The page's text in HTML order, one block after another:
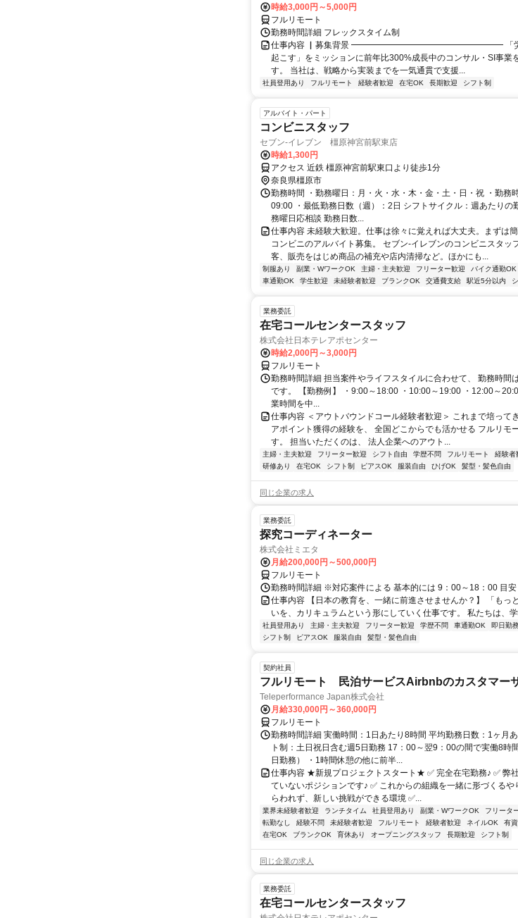
時給3,000円～5,000円
フルリモート
勤務時間詳細 フレックスタイム制
仕事内容 ▏募集背景 ━━━━━━━━━━━━━━━━━━ 「労
起こす」をミッションに前年比300%成長中のコンサル・SI事業
す。 当社は、戦略から実装までを一気通貫で支援...
社員登用あり フルリモート 経験者歓迎 在宅OK 長期歓迎 シフト制
アルバイト・パート
コンビニスタッフ
セブン-イレブン 橿原神宮前駅東店
時給1,300円
アクセス 近鉄 橿原神宮前駅東口より徒歩1分
奈良県橿原市
勤務時間 ・勤務曜日：月・火・水・木・金・土・日・祝 ・勤務
09:00 ・最低勤務日数（週）：2日 シフトサイクル：週あたりの
務曜日応相談 勤務日数...
仕事内容 未経験大歓迎。仕事は徐々に覚えれば大丈夫。まずは簡
コンビニのアルバイト募集。 セブン-イレブンのコンビニスタッ
客、販売をはじめ商品の補充や店内清掃など。ほかにも...
制服あり 副業・WワークOK 主婦・主夫歓迎 フリーター歓迎 バイク通勤OK
車通勤OK
学生歓迎 未経験者歓迎 ブランクOK 交通費支給 駅近5分以内
業務委託
在宅コールセンタースタッフ
株式会社日本テレアポセンター
時給2,000円～3,000円
フルリモート
勤務時間詳細 担当案件やライフスタイルに合わせて、 勤務時間
です。 【勤務例】 ・9:00～18:00 ・10:00～19:00 ・12:00～
業時間を中...
仕事内容 ＜アウトバウンドコール経験者歓迎＞ これまで培って
アポイント獲得の経験を、 全国どこからでも活かせる フルリモ
す。 担当いただくのは、 法人企業へのアウト...
主婦・主夫歓迎 フリーター歓迎 シフト自由 学歴不問 フルリモート 経験者
研修あり
在宅OK シフト制 ピアスOK 服装自由 ひげOK 髪型・髪色自由
同じ企業の求人
業務委託
探究コーディネーター
株式会社ミエタ
月給200,000円～500,000円
フルリモート
勤務時間詳細 ※対応案件による 基本的には 9：00～18：00 目
仕事内容 【日本の教育を、一緒に前進させませんか？】 「もっ
いを、カリキュラムという形にしていく仕事です。 私たちは、
社員登用あり 主婦・主夫歓迎 フリーター歓迎 学歴不問 車通勤OK 即日勤
シフト制
ピアスOK 服装自由 髪型・髪色自由
契約社員
フルリモート 民泊サービスAirbnbのカスタマー
Teleperformance Japan株式会社
月給330,000円～360,000円
フルリモート
勤務時間詳細 実働時間：1日あたり8時間 平均勤務日数：1ヶ月
ト制：土日祝日含む週5日勤務 17：00～翌9：00の間で実働8時
日勤務） ・1時間休憩の他に前半...
仕事内容 ★新規プロジェクトスタート★ ✅ 完全在宅勤務♪ ✅ 弊
ていないポジションです♪ ✅ これからの組織を一緒に形づくるや
らわれず、新しい挑戦ができる環境 ✅...
業界未経験者歓迎 ランチタイム 社員登用あり 副業・WワークOK フリータ
転勤なし
経験不問 未経験者歓迎 フルリモート 経験者歓迎 ネイルOK 有
在宅OK
ブランクOK 育休あり オープニングスタッフ 長期歓迎 シフト制
同じ企業の求人
業務委託
在宅コールセンタースタッフ